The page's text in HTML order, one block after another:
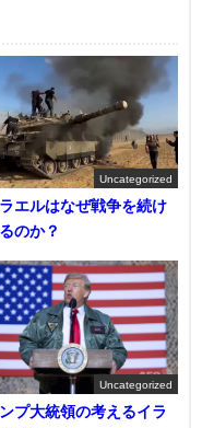
Uncategorized
エルはなぜ戦争を続け
のか？
Uncategorized
ンプ大統領の考えるイラ